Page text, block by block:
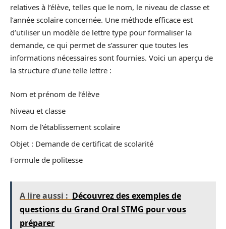
relatives à l’élève, telles que le nom, le niveau de classe et
l’année scolaire concernée. Une méthode efficace est
d’utiliser un modèle de lettre type pour formaliser la
demande, ce qui permet de s’assurer que toutes les
informations nécessaires sont fournies. Voici un aperçu de
la structure d’une telle lettre :
Nom et prénom de l’élève
Niveau et classe
Nom de l’établissement scolaire
Objet : Demande de certificat de scolarité
Formule de politesse
A lire aussi : Découvrez des exemples de
questions du Grand Oral STMG pour vous
préparer